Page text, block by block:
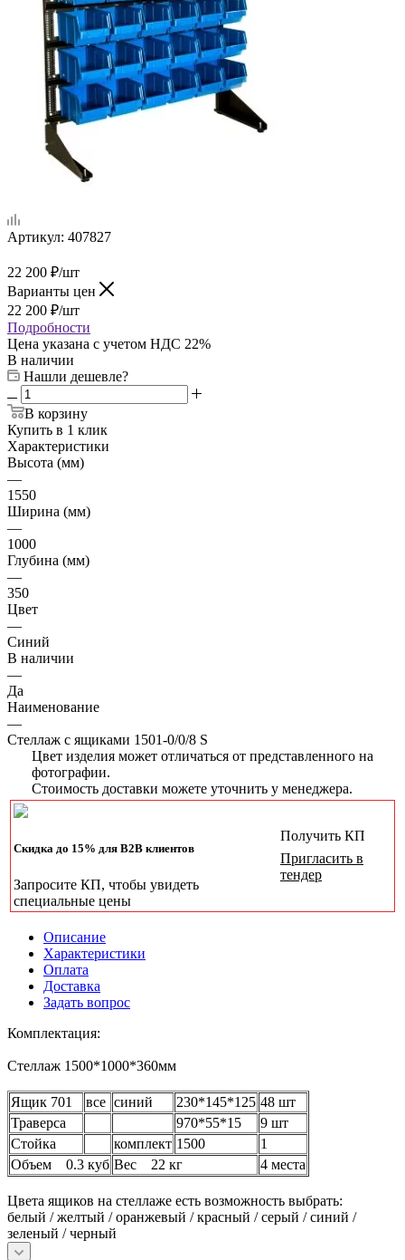
Артикул: 407827
22 200 ₽/шт
Варианты цен
22 200 ₽/шт
Подробности
Цена указана с учетом НДС 22%
В наличии
Нашли дешевле?
В корзину
Купить в 1 клик
Характеристики
Высота (мм)
—
1550
Ширина (мм)
—
1000
Глубина (мм)
—
350
Цвет
—
Синий
В наличии
—
Да
Наименование
—
Стеллаж с ящиками 1501-0/0/8 S
Цвет изделия может отличаться от представленного на
фотографии.
Стоимость доставки можете уточнить у менеджера.
Скидка до 15% для B2B клиентов
Запросите КП, чтобы увидеть
специальные цены
Получить КП
Пригласить в
тендер
Описание
Характеристики
Оплата
Доставка
Задать вопрос
Комплектация:
Стеллаж 1500*1000*360мм
Ящик 701 все синий 230*145*125 48 шт
Траверса
970*55*15
9 шт
Стойка
комплект 1500
1
Объем 0.3 куб Вес 22 кг 4 места
Цвета ящиков на стеллаже есть возможность выбрать:
белый / желтый / оранжевый / красный / серый / синий /
зеленый / черный